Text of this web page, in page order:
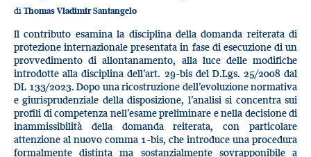
di Thomas Vladimir Santangelo
Il contributo esamina la disciplina della domanda reiterata di
protezione internazionale presentata in fase di esecuzione di un
provvedimento di allontanamento, alla luce delle modifiche
introdotte alla disciplina dell’art. 29-bis del D.Lgs. 25/2008 dal
DL 133/2023. Dopo una ricostruzione dell’evoluzione normativa
e giurisprudenziale della disposizione, l’analisi si concentra sui
profili di competenza nell’esame preliminare e nella decisione di
inammissibilità della domanda reiterata, con particolare
attenzione al nuovo comma 1-bis, che introduce una procedura
formalmente distinta ma sostanzialmente sovrapponibile a